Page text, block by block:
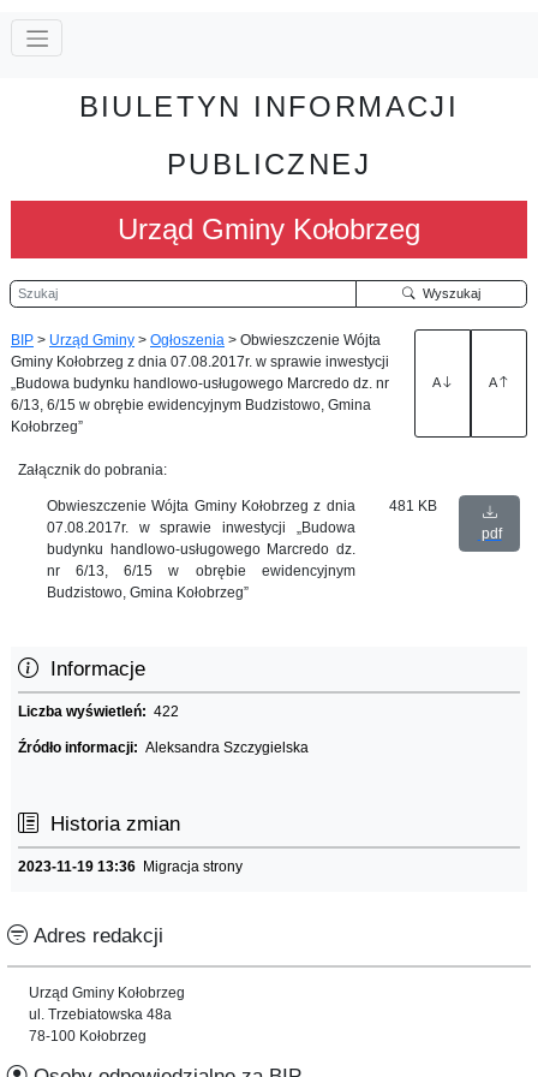
BIULETYN INFORMACJI
PUBLICZNEJ
Urząd Gminy Kołobrzeg
Szukaj Wyszukaj
BIP > Urząd Gminy > Ogłoszenia > Obwieszczenie Wójta
Gminy Kołobrzeg z dnia 07.08.2017r. w sprawie inwestycji
„Budowa budynku handlowo-usługowego Marcredo dz. nr
6/13, 6/15 w obrębie ewidencyjnym Budzistowo, Gmina
Kołobrzeg”
A A
Załącznik do pobrania:
Obwieszczenie Wójta Gminy Kołobrzeg z dnia
07.08.2017r. w sprawie inwestycji „Budowa
budynku handlowo-usługowego Marcredo dz.
nr 6/13, 6/15 w obrębie ewidencyjnym
Budzistowo, Gmina Kołobrzeg”
481 KB
pdf
Informacje
Liczba wyświetleń: 422
Źródło informacji: Aleksandra Szczygielska
Historia zmian
2023-11-19 13:36 Migracja strony
Adres redakcji
Urząd Gminy Kołobrzeg
ul. Trzebiatowska 48a
78-100 Kołobrzeg